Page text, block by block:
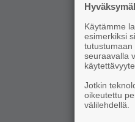
Käytämme
esimerkiksi
tutustumaan
seuraavalla
Jotkin
oikeutettu
välilehdellä.